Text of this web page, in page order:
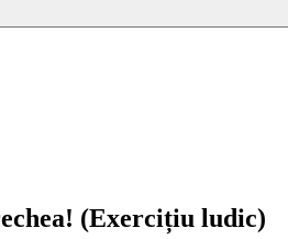
(Exercițiu ludic)